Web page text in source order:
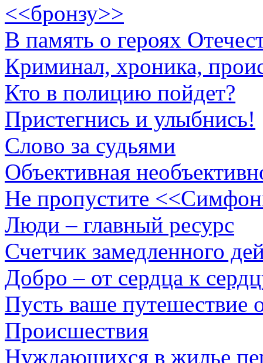
<<бронзу>>
В память о героях
Криминал, хроника,
Кто в полицию пойдет?
Пристегнись и улыбнись!
Слово за судьями
Объективная
Не пропустите
Люди – главный ресурс
Счетчик замедленного
Добро – от сердца к
Пусть ваше путешествие
Происшествия
Нуждающихся в жилье